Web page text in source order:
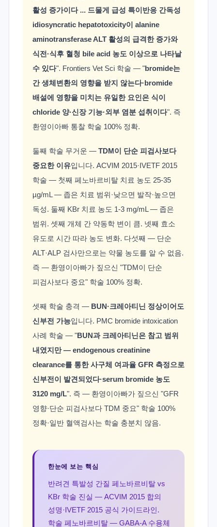
활성 증가이다 ... 드물게 급성 특이반응 간독성
idiosyncratic hepatotoxicity이 alanine
aminotransferase ALT 활성의 급격한 증가와
식전·식후 혈청 bile acid 농도 이상으로 나타날
수 있다". Frontiers Vet Sci 학술 — "bromide는
간 생체변환의 영향을 받지 않는다·bromide
배설에 영향을 미치는 유일한 요인은 식이
chloride 양·신장 기능·외부 염분 섭취이다". 즉
환영이아빠 통찰 학술 100% 정확.
둘째 학술 무거운 — TDM이 단순 피검사보다
중요한 이유입니다. ACVIM 2015·IVETF 2015
학술 — 첫째 페노바르비탈 치료 농도 25-35
µg/mL — 좁은 치료 범위·낮으면 발작·높으면
독성. 둘째 KBr 치료 농도 1-3 mg/mL — 좁은
범위. 셋째 개체 간 약동학 변이 큼. 넷째 효소
유도로 시간 따라 농도 변화. 다섯째 — 단순
ALT·ALP 검사만으로는 약물 농도를 알 수 없음.
즉 — 환영이아빠가 짚으신 "TDM이 단순
피검사보다 중요" 학술 100% 정확.
셋째 학술 충격 — BUN·크레아티닌 정상이어도
신부전 가능입니다. PMC bromide intoxication
사례 학술 — "BUN과 크레아티닌은 참고 범위
내였지만 — endogenous creatinine
clearance를 통한 사구체 여과율 GFR 측정으로
신부전이 발견되었다·serum bromide 농도
3120 mg/L". 즉 — 환영이아빠가 짚으신 "GFR
영향·단순 피검사보다 TDM 중요" 학술 100%
정확·일반 혈액검사는 학술 충분치 않음.
한눈에 보는 핵심
반려견 특발성 간질 페노바르비탈 vs
KBr 학술 진실 — ACVIM 2015 합의
성명·IVETF 2015 공식 가이드라인.
학술 페노바르비탈 — GABA-A 수용체